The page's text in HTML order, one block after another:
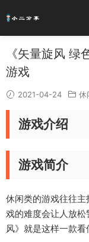
《矢量旋风 绿
游戏
2021-04-24 休
游戏介绍
游戏简介
休闲类的游戏往往
戏的难度会让人放
风》就是这样一款看